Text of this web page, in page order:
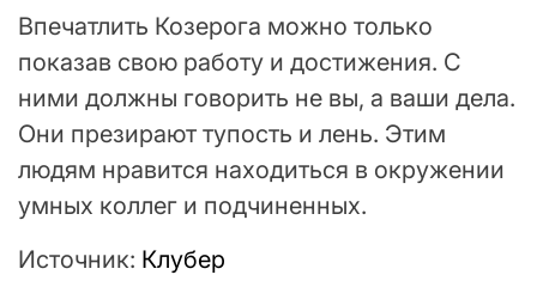
Впечатлить Козерога можно только
показав свою работу и достижения. С
ними должны говорить не вы, а ваши дела.
Они презирают тупость и лень. Этим
людям нравится находиться в окружении
умных коллег и подчиненных.
Источник: Клубер